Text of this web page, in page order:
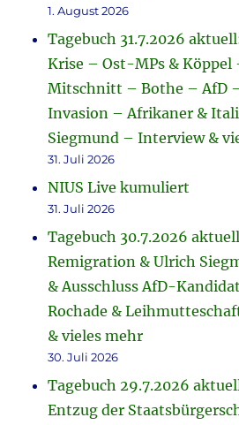
1. August 2026
Tagebuch 31.7.2026
Krise – Ost-MPs & Köppel
Mitschnitt – Bothe – AfD
Invasion – Afrikaner &
Siegmund – Interview &
31. Juli 2026
NIUS Live kumuliert
31. Juli 2026
Tagebuch 30.7.2026
Remigration & Ulrich
& Ausschluss AfD-
Rochade &
& vieles mehr
30. Juli 2026
Tagebuch 29.7.2026
Entzug der